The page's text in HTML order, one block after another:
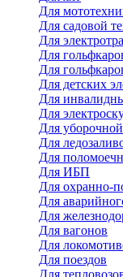
Для
Для садовой
Для
Для
Для
Для детских
Для
Для
Для
Для
Для
Для ИБП
Для охранно-
Для
Для
Для вагонов
Для
Для поездов
Для